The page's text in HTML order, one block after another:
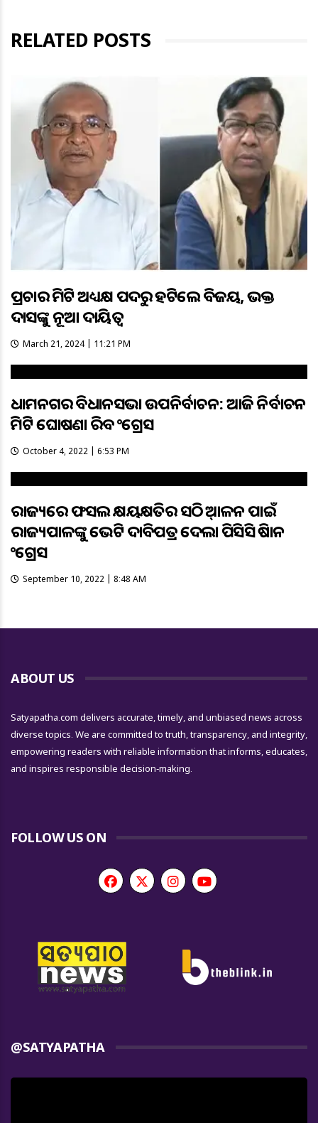
RELATED POSTS
ପ୍ରଚାର କମିଟି ଅଧ୍ୟକ୍ଷ ପଦରୁ ହଟିଲେ ବିଜୟ, ଭକ୍ତ
ଦାସଙ୍କୁ ନୂଆ ଦାୟିତ୍ଵ
March 21, 2024 | 11:21 PM
ଧାମନଗର ବିଧାନସଭା ଉପନିର୍ବାଚନ: ଆଜି ନିର୍ବାଚନ
କମିଟି ଘୋଷଣା କରିବ କଂଗ୍ରେସ
October 4, 2022 | 6:53 PM
ରାଜ୍ୟରେ ଫସଲ କ୍ଷୟକ୍ଷତିର ସଠିକ୍ ଆକଳନ ପାଇଁ
ରାଜ୍ୟପାଳଙ୍କୁ ଭେଟି ଦାବିପତ୍ର ଦେଲା ପିସିସି କିଷାନ
କଂଗ୍ରେସ
September 10, 2022 | 8:48 AM
ABOUT US
Satyapatha.com delivers accurate, timely, and unbiased news across
diverse topics. We are committed to truth, transparency, and integrity,
empowering readers with reliable information that informs, educates,
and inspires responsible decision-making.
FOLLOW US ON
@SATYAPATHA